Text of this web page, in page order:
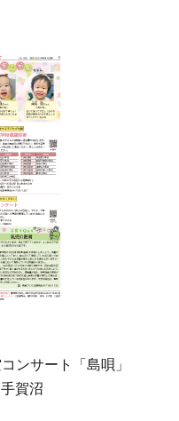
ンサート「島唄」
賀沼